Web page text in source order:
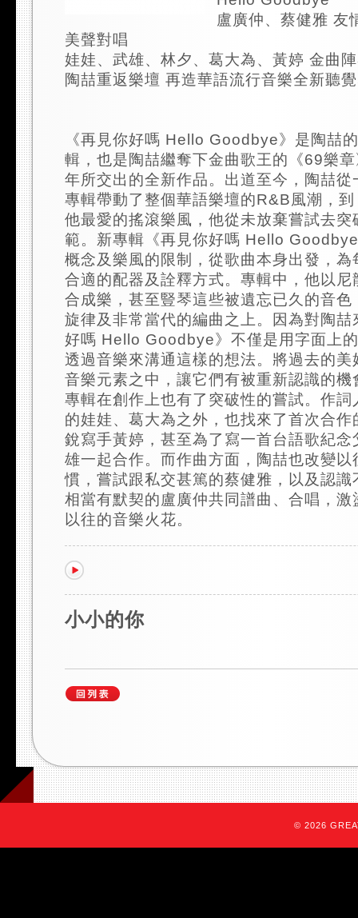
盧廣仲、蔡健雅
美聲對唱
娃娃、武雄、林夕、葛大為、黃婷 金曲
陶喆重返樂壇 再造華語流行音樂全新聽
《再見你好嗎 Hello Goodbye》是陶喆
輯，也是陶喆繼奪下金曲歌王的《69樂
年所交出的全新作品。出道至今，陶喆從
專輯帶動了整個華語樂壇的R&B風潮，
他最愛的搖滾樂風，他從未放棄嘗試去突
範。新專輯《再見你好嗎 Hello
概念及樂風的限制，從歌曲本身出發，為
合適的配器及詮釋方式。專輯中，他以尼
合成樂，甚至豎琴這些被遺忘已久的音色
旋律及非常當代的編曲之上。因為對陶喆
好嗎 Hello Goodbye》不僅是用字面上
透過音樂來溝通這樣的想法。將過去的美
音樂元素之中，讓它們有被重新認識的機
專輯在創作上也有了突破性的嘗試。作詞
的娃娃、葛大為之外，也找來了首次合作
銳寫手黃婷，甚至為了寫一首台語歌紀念
雄一起合作。而作曲方面，陶喆也改變以
慣，嘗試跟私交甚篤的蔡健雅，以及認識
相當有默契的盧廣仲共同譜曲、合唱，激
以往的音樂火花。
小小的你
© 2026